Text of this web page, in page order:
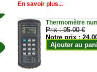
En savoir plus...
Thermomètre
Prix :95.00 €
Notre prix :
Ajouter au